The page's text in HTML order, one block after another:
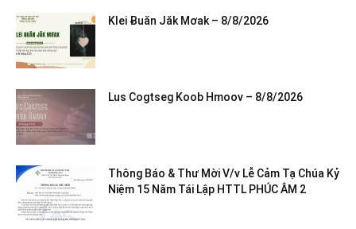
Klei Ƀuăn Jăk Mơak – 8/8/2026
Lus Cogtseg Koob Hmoov – 8/8/2026
Thông Báo & Thư Mời V/v Lễ Cảm Tạ Chúa Kỷ
Niệm 15 Năm Tái Lập HTTL PHÚC ÂM 2